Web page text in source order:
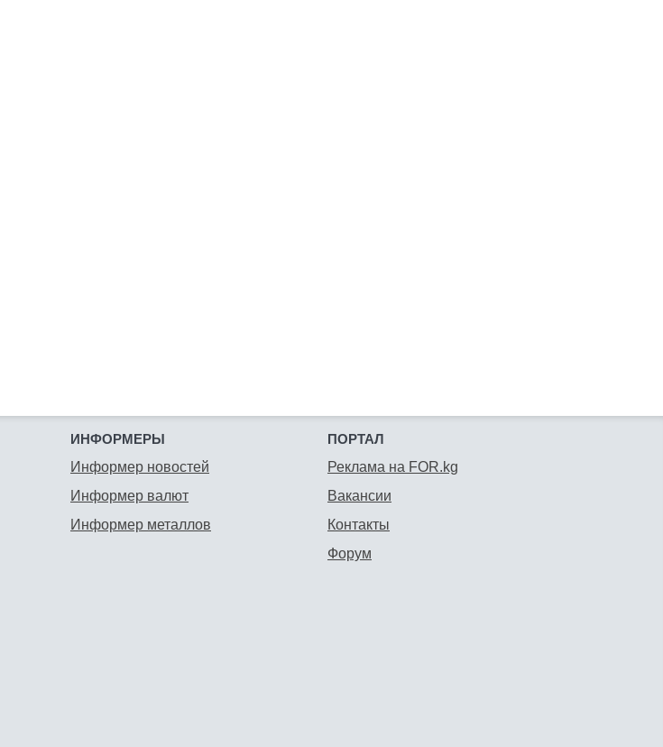
ИНФОРМЕРЫ
Информер новостей
Информер валют
Информер металлов
ПОРТАЛ
Реклама на FOR.kg
Вакансии
Контакты
Форум